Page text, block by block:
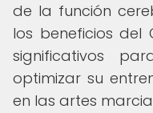
de la función
los beneficios del
significativos
optimizar su
en las artes